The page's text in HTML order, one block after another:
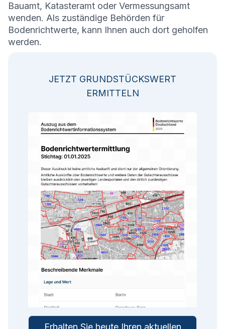
Bauamt, Katasteramt oder Vermessungsamt
wenden. Als zuständige Behörden für
Bodenrichtwerte, kann Ihnen auch dort geholfen
werden.
JETZT GRUNDSTÜCKSWERT
ERMITTELN